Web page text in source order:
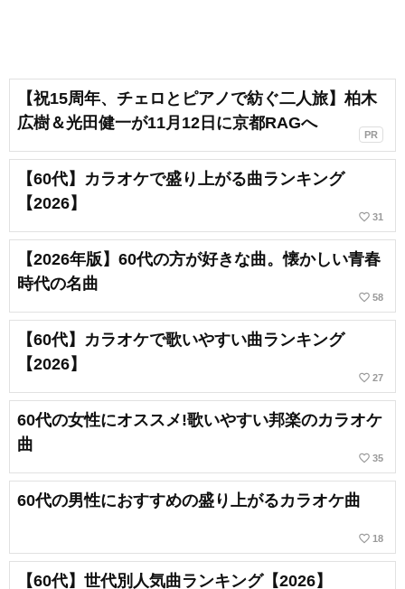
【祝15周年、チェロとピアノで紡ぐ二人旅】柏木
広樹＆光田健一が11月12日に京都RAGへ
PR
【60代】カラオケで盛り上がる曲ランキング
【2026】
favorite_border 31
【2026年版】60代の方が好きな曲。懐かしい青春
時代の名曲
favorite_border 58
【60代】カラオケで歌いやすい曲ランキング
【2026】
favorite_border 27
60代の女性にオススメ!歌いやすい邦楽のカラオケ
曲
favorite_border 35
60代の男性におすすめの盛り上がるカラオケ曲
favorite_border 18
【60代】世代別人気曲ランキング【2026】